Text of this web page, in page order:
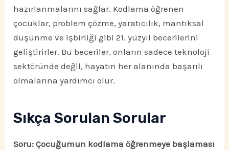
hazırlanmalarını sağlar. Kodlama öğrenen
çocuklar, problem çözme, yaratıcılık, mantıksal
düşünme ve işbirliği gibi 21. yüzyıl becerilerini
geliştirirler. Bu beceriler, onların sadece teknoloji
sektöründe değil, hayatın her alanında başarılı
olmalarına yardımcı olur.
Sıkça Sorulan Sorular
Soru: Çocuğumun kodlama öğrenmeye başlaması